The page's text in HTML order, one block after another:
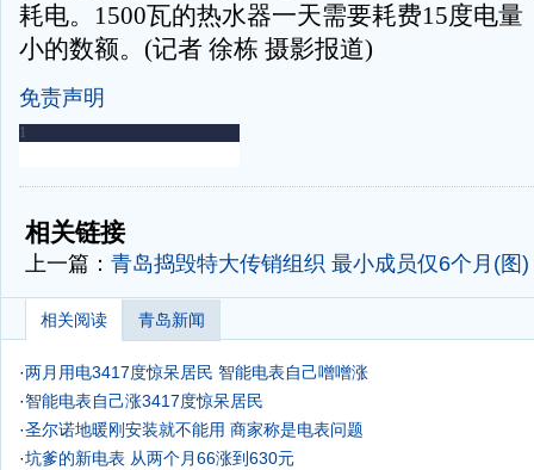
耗电。1500瓦的热水器一天需要耗费15度电量
小的数额。(记者 徐栋 摄影报道)
免责声明
-
相关链接
上一篇： 青岛捣毁特大传销组织 最小成员仅6个月(图)
相关阅读 青岛新闻
·两月用电3417度惊呆居民 智能电表自己噌噌涨
·智能电表自己涨3417度惊呆居民
·圣尔诺地暖刚安装就不能用 商家称是电表问题
·坑爹的新电表 从两个月66涨到630元